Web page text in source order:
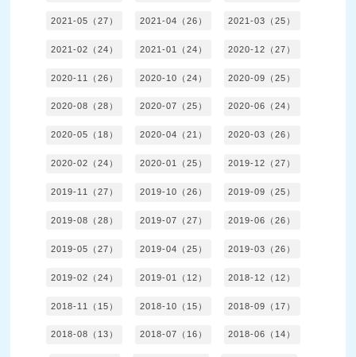
2021-05（27） 2021-04（26） 2021-03（25）
2021-02（24） 2021-01（24） 2020-12（27）
2020-11（26） 2020-10（24） 2020-09（25）
2020-08（28） 2020-07（25） 2020-06（24）
2020-05（18） 2020-04（21） 2020-03（26）
2020-02（24） 2020-01（25） 2019-12（27）
2019-11（27） 2019-10（26） 2019-09（25）
2019-08（28） 2019-07（27） 2019-06（26）
2019-05（27） 2019-04（25） 2019-03（26）
2019-02（24） 2019-01（12） 2018-12（12）
2018-11（15） 2018-10（15） 2018-09（17）
2018-08（13） 2018-07（16） 2018-06（14）